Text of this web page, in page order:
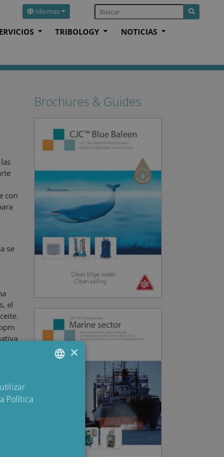
Idiomas
TRIBOLOGY
NOTICIAS
con
se
el
Brochures & Guides
×
Política